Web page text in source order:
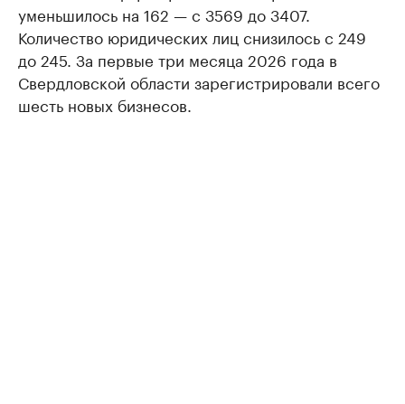
уменьшилось на 162 — с 3569 до 3407.
Количество юридических лиц снизилось с 249
до 245. За первые три месяца 2026 года в
Свердловской области зарегистрировали всего
шесть новых бизнесов.